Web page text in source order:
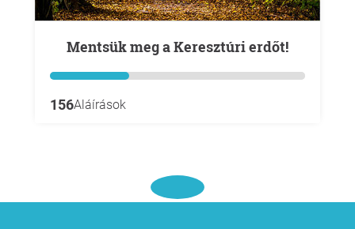
Mentsük meg a Keresztúri erdőt!
156Aláírások